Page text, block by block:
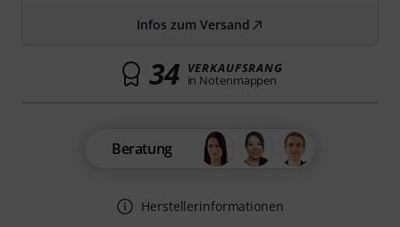
Infos zum Versand
34 VERKAUFSRANG
in Notenmappen
Beratung
Herstellerinformationen